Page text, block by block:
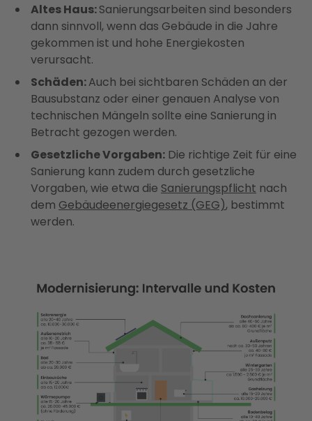
Altes Haus:Sanierungsarbeiten sind besonders
dann sinnvoll, wenn das Gebäude in die Jahre
gekommen ist und hohe Energiekosten
verursacht.
Schäden:Auch bei sichtbaren Schäden an der
Bausubstanz oder einer genauen Analyse von
technischen Mängeln sollte eine Sanierung in
Betracht gezogen werden.
Gesetzliche Vorgaben: Die richtige Zeit für eine
Sanierung kann zudem durch gesetzliche
Vorgaben, wie etwa die Sanierungspflicht nach
dem Gebäudeenergiegesetz (GEG), bestimmt
werden.